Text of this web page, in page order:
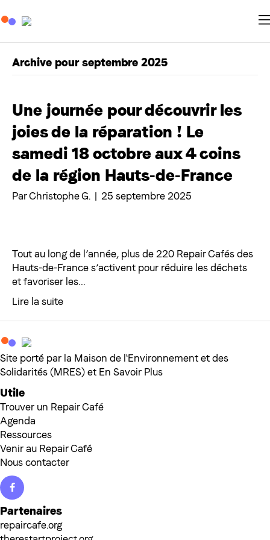
Archive pour septembre 2025
Une journée pour découvrir les
joies de la réparation ! Le
samedi 18 octobre aux 4 coins
de la région Hauts-de-France
ParChristophe G. | 25 septembre 2025
Tout au long de l’année, plus de 220 Repair Cafés des
Hauts-de-France s’activent pour réduire les déchets
et favoriser les…
Lire la suite
Site porté par la Maison de l'Environnement et des
Solidarités (MRES) et En Savoir Plus
Utile
Trouver un Repair Café
Agenda
Ressources
Venir au Repair Café
Nous contacter
Facebook
Partenaires
repaircafe.org